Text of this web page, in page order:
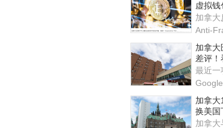
虚拟
加拿
Anti-
近日
使
加拿大
差评！
最近一
2017-
加拿大
换美国
加拿